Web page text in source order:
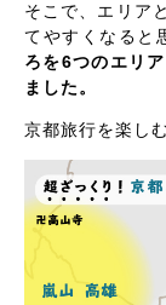
そこで、エリア
てやすくなると
ろを6つのエリ
ました。
京都旅行を楽し